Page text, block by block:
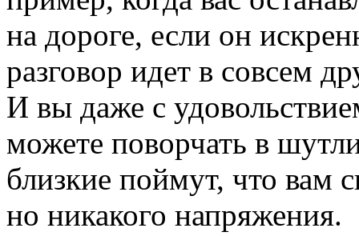
на дороге, если он
разговор идет в совсем
И вы даже с
можете поворчать в
близкие поймут, что вам
но никакого напряжения.